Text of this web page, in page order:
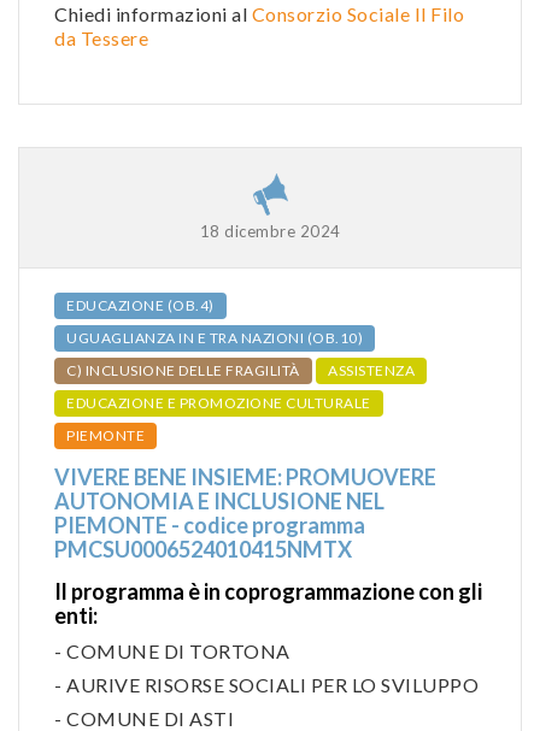
Chiedi informazioni al Consorzio Sociale Il Filo
da Tessere
18 dicembre 2024
EDUCAZIONE (OB.4)
UGUAGLIANZA IN E TRA NAZIONI (OB.10)
C) INCLUSIONE DELLE FRAGILITÀ
ASSISTENZA
EDUCAZIONE E PROMOZIONE CULTURALE
PIEMONTE
VIVERE BENE INSIEME: PROMUOVERE
AUTONOMIA E INCLUSIONE NEL
PIEMONTE - codice programma
PMCSU0006524010415NMTX
Il programma è in coprogrammazione con gli
enti:
- COMUNE DI TORTONA
- AURIVE RISORSE SOCIALI PER LO SVILUPPO
- COMUNE DI ASTI